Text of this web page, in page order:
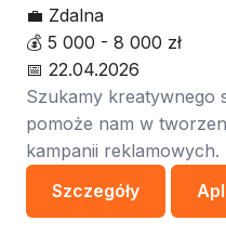
💼 Zdalna
💰 5 000 - 8 000 zł
📅 22.04.2026
Szukamy kreatywnego
pomoże nam w
kampanii reklamowych.
Szczegóły